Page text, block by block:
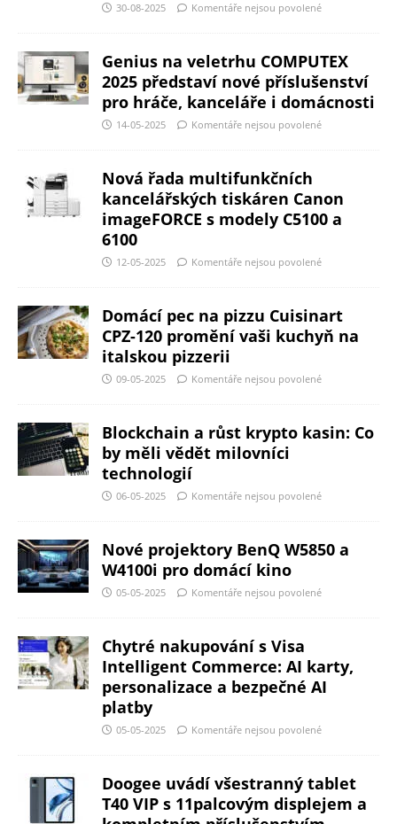
30-08-2025 Komentáře nejsou povolené
Genius na veletrhu COMPUTEX
2025 představí nové příslušenství
pro hráče, kanceláře i domácnosti
14-05-2025 Komentáře nejsou povolené
Nová řada multifunkčních
kancelářských tiskáren Canon
imageFORCE s modely C5100 a
6100
12-05-2025 Komentáře nejsou povolené
Domácí pec na pizzu Cuisinart
CPZ-120 promění vaši kuchyň na
italskou pizzerii
09-05-2025 Komentáře nejsou povolené
Blockchain a růst krypto kasin: Co
by měli vědět milovníci
technologií
06-05-2025 Komentáře nejsou povolené
Nové projektory BenQ W5850 a
W4100i pro domácí kino
05-05-2025 Komentáře nejsou povolené
Chytré nakupování s Visa
Intelligent Commerce: AI karty,
personalizace a bezpečné AI
platby
05-05-2025 Komentáře nejsou povolené
Doogee uvádí všestranný tablet
T40 VIP s 11palcovým displejem a